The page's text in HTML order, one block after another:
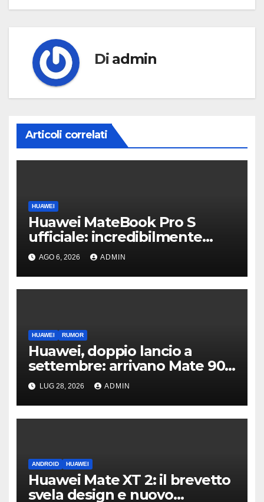
Di admin
Articoli correlati
HUAWEI
Huawei MateBook Pro S
ufficiale: incredibilmente
leggero e supersottile
AGO 6, 2026 ADMIN
HUAWEI RUMOR
Huawei, doppio lancio a
settembre: arrivano Mate 90
e il nuovo tri-fold
LUG 28, 2026 ADMIN
ANDROID HUAWEI
Huawei Mate XT 2: il brevetto
svela design e nuovo